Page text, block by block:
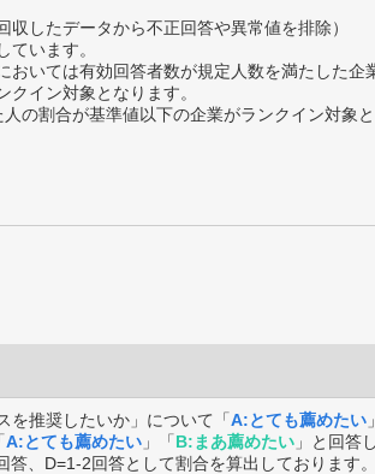
したデータから不正回答や異常値を排除）
います。
いては有効回答者数が規定人数を満たした企
イン対象となります。
の割合が基準値以下の企業がランクイン対象と
を推奨したいか」について「A:とても薦めたい
A:とても薦めたい 」「B:まあ薦めたい 」と回答
、D=1-2回答として割合を算出しております。